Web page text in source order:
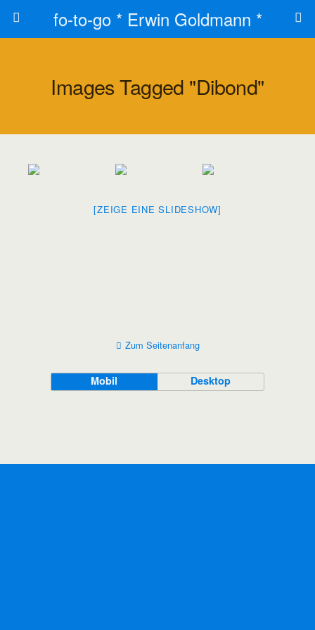
fo-to-go * Erwin Goldmann *
Images Tagged "dibond"
[ZEIGE EINE SLIDESHOW]
Zum Seitenanfang
Mobil Desktop